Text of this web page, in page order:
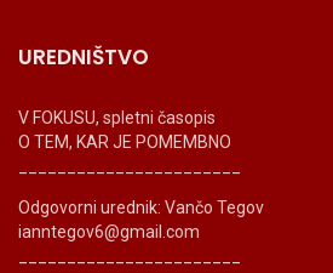
UREDNIŠTVO
V FOKUSU, spletni časopis
O TEM, KAR JE POMEMBNO
Odgovorni urednik: Vančo Tegov
ianntegov6@gmail.com